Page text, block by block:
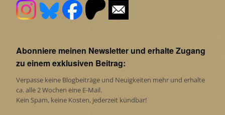
Abonniere meinen Newsletter und erhalte Zugang
zu einem exklusiven Beitrag:
Verpasse keine Blogbeiträge und Neuigkeiten mehr und erhalte
ca. alle 2 Wochen eine E-Mail.
Kein Spam, keine Kosten, jederzeit kündbar!